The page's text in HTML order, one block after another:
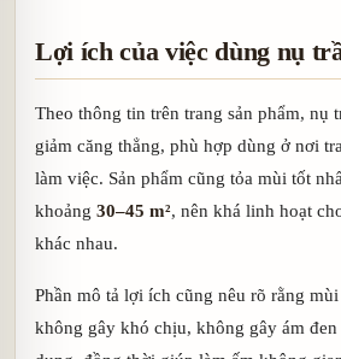
Lợi ích của việc dùng nụ
Theo thông tin trên trang sản phẩm, nụ
giảm căng thẳng, phù hợp dùng ở nơi
làm việc. Sản phẩm cũng tỏa mùi tốt
khoảng 30–45 m², nên khá linh hoạt
khác nhau.
Phần mô tả lợi ích cũng nêu rõ rằng
không gây khó chịu, không gây ám